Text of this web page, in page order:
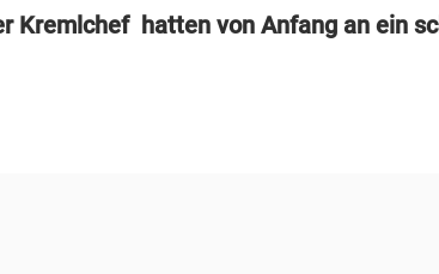
Kremlchef hatten von Anfang an ein